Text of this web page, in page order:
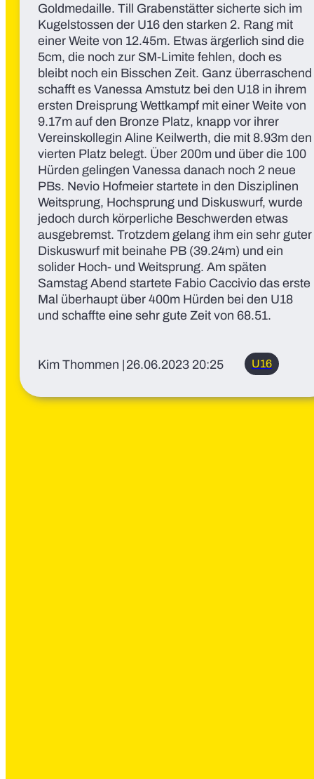
Goldmedaille. Till Grabenstätter sicherte sich im
Kugelstossen der U16 den starken 2. Rang mit
einer Weite von 12.45m. Etwas ärgerlich sind die
5cm, die noch zur SM-Limite fehlen, doch es
bleibt noch ein Bisschen Zeit. Ganz überraschend
schafft es Vanessa Amstutz bei den U18 in ihrem
ersten Dreisprung Wettkampf mit einer Weite von
9.17m auf den Bronze Platz, knapp vor ihrer
Vereinskollegin Aline Keilwerth, die mit 8.93m den
vierten Platz belegt. Über 200m und über die 100
Hürden gelingen Vanessa danach noch 2 neue
PBs. Nevio Hofmeier startete in den Disziplinen
Weitsprung, Hochsprung und Diskuswurf, wurde
jedoch durch körperliche Beschwerden etwas
ausgebremst. Trotzdem gelang ihm ein sehr guter
Diskuswurf mit beinahe PB (39.24m) und ein
solider Hoch- und Weitsprung. Am späten
Samstag Abend startete Fabio Caccivio das erste
Mal überhaupt über 400m Hürden bei den U18
und schaffte eine sehr gute Zeit von 68.51.
Kim Thommen |26.06.2023 20:25 U16